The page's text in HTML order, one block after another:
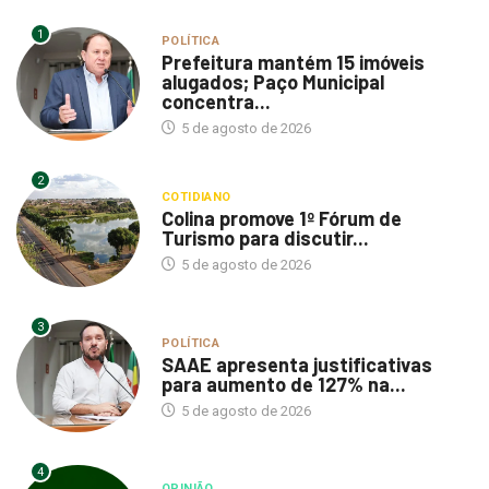
1 POLÍTICA
Prefeitura mantém 15 imóveis
alugados; Paço Municipal
concentra...
5 de agosto de 2026
2
COTIDIANO
Colina promove 1º Fórum de
Turismo para discutir...
5 de agosto de 2026
3
POLÍTICA
SAAE apresenta justificativas
para aumento de 127% na...
5 de agosto de 2026
4